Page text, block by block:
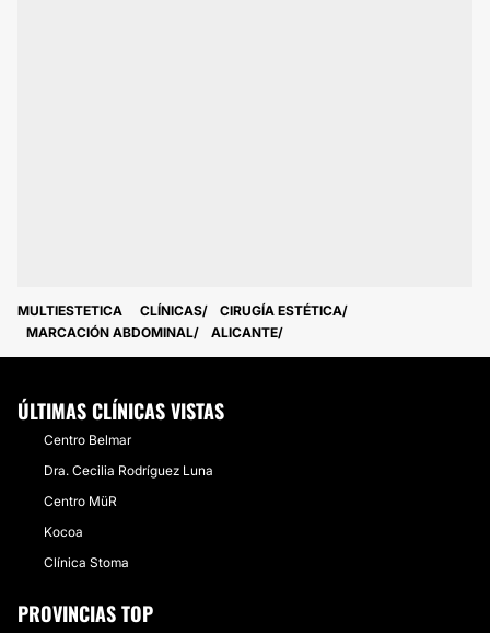
MULTIESTETICA CLÍNICAS
CIRUGÍA ESTÉTICA
MARCACIÓN ABDOMINAL
ALICANTE
ÚLTIMAS CLÍNICAS VISTAS
Centro Belmar
Dra. Cecilia Rodríguez Luna
Centro MüR
Kocoa
Clínica Stoma
PROVINCIAS TOP